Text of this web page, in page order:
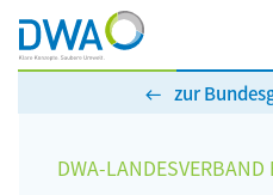
zur
DWA-LANDESVERBAND